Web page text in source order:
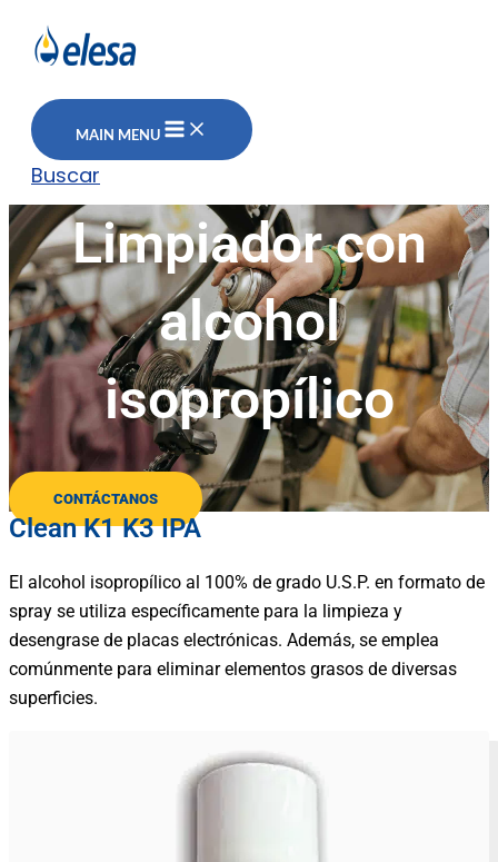
MAIN MENU
Buscar
Limpiador con
alcohol
isopropílico
CONTÁCTANOS
Clean K1 K3 IPA
El alcohol isopropílico al 100% de grado U.S.P. en formato de
spray se utiliza específicamente para la limpieza y
desengrase de placas electrónicas. Además, se emplea
comúnmente para eliminar elementos grasos de diversas
superficies.